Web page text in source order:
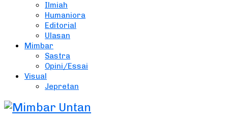
Ilmiah
Humaniora
Editorial
Ulasan
Mimbar
Sastra
Opini/Essai
Visual
Jepretan